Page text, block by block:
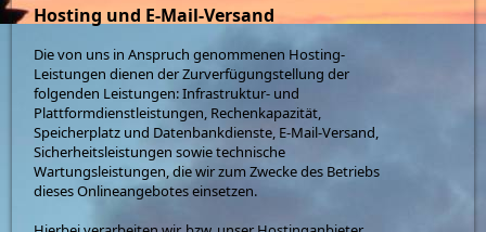
Hosting und E-Mail-Versand
Die von uns in Anspruch genommenen Hosting-
Leistungen dienen der Zurverfügungstellung der
folgenden Leistungen: Infrastruktur- und
Plattformdienstleistungen, Rechenkapazität,
Speicherplatz und Datenbankdienste, E-Mail-Versand,
Sicherheitsleistungen sowie technische
Wartungsleistungen, die wir zum Zwecke des Betriebs
dieses Onlineangebotes einsetzen.